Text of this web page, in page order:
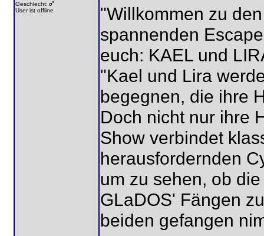
Geschlecht:
User ist offline
"Willkommen zu
spannenden
euch: KAEL und
"Kael und Lira
begegnen, die ihre
Doch nicht nur ihre
Show verbindet
herausfordernden
um zu sehen, ob
GLaDOS' Fängen
beiden gefangen